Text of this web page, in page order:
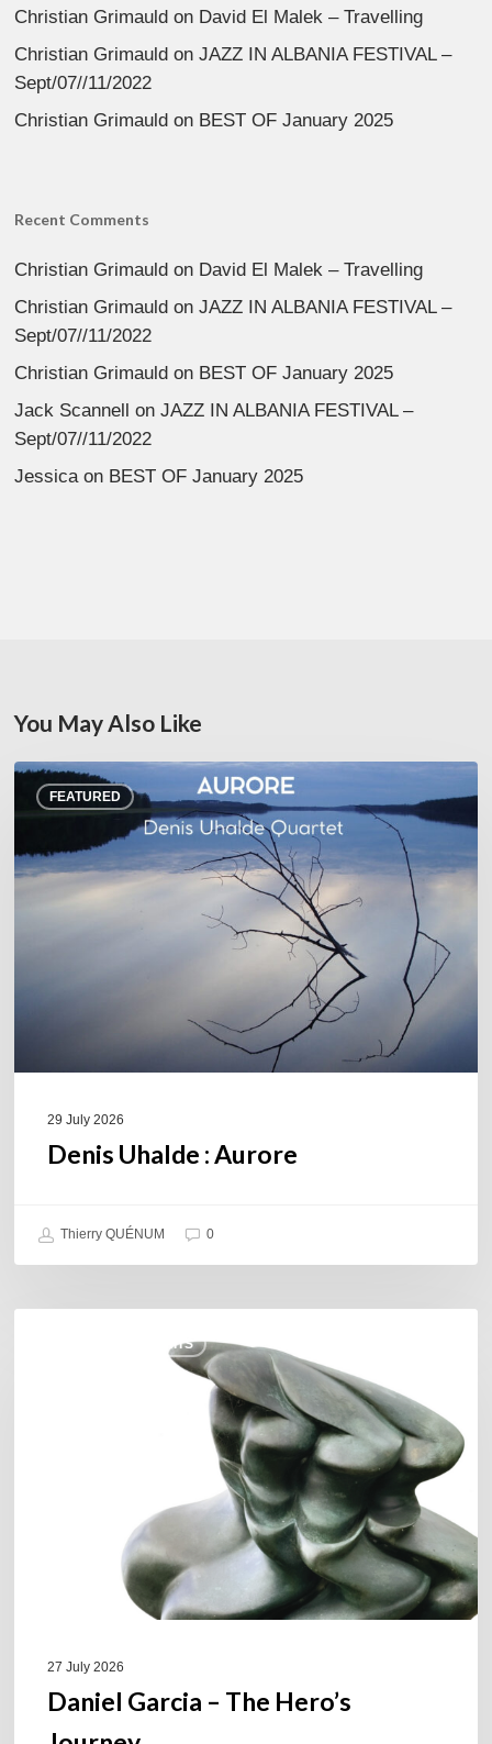
Christian Grimauld on David El Malek – Travelling
Christian Grimauld onJAZZ IN ALBANIA FESTIVAL –
Sept/07//11/2022
Christian Grimauld on BEST OF January 2025
Recent Comments
Christian Grimauld on David El Malek – Travelling
Christian Grimauld onJAZZ IN ALBANIA FESTIVAL –
Sept/07//11/2022
Christian Grimauld on BEST OF January 2025
Jack Scannell onJAZZ IN ALBANIA FESTIVAL –
Sept/07//11/2022
Jessicaon BEST OF January 2025
You May Also Like
FEATURED
Denis
Uhalde :
29 July 2026
Denis Uhalde : Aurore
Thierry QUÉNUM 0
COULEURS JAZZ HITS
27 July 2026
Daniel Garcia – The Hero’s